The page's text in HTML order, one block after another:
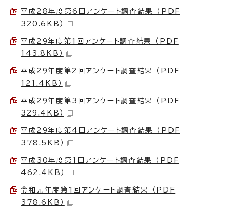
平成28年度第6回アンケート調査結果 （PDF
320.6KB）
平成29年度第1回アンケート調査結果 （PDF
143.8KB）
平成29年度第2回アンケート調査結果 （PDF
121.4KB）
平成29年度第3回アンケート調査結果 （PDF
329.4KB）
平成29年度第4回アンケート調査結果 （PDF
378.5KB）
平成30年度第1回アンケート調査結果 （PDF
462.4KB）
令和元年度第1回アンケート調査結果 （PDF
378.6KB）